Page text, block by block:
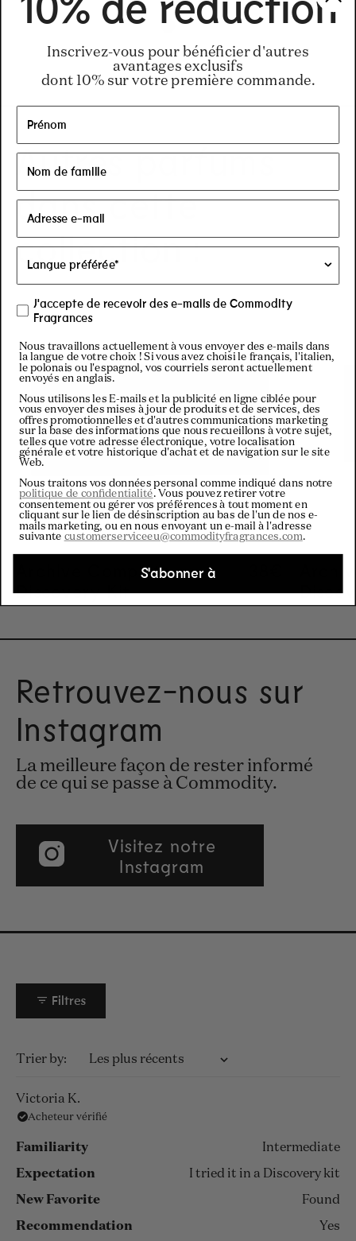
Autres parfums
dans cette
collection :
Archive Complete
Discovery Kit
Retrouvez-nous sur
Instagram
La meilleure façon de rester informé
de ce qui se passe à Commodity.
Visitez notre
Instagram
Filtres
Trier
Victoria K.
Acheteur vérifié
Familiarity Intermediate
Expectation I tried it in a Discovery kit
New Favorite Found
Recommendation Yes
Chargement...
10% de réduction
Inscrivez-vous pour bénéficier d'autres
avantages exclusifs
dont 10% sur votre première commande.
J'accepte de recevoir des e-mails de Commodity
Fragrances
Nous travaillons actuellement à vous envoyer des e-mails dans
la langue de votre choix ! Si vous avez choisi le français, l'italien,
le polonais ou l'espagnol, vos courriels seront actuellement
envoyés en anglais.
Nous utilisons les E-mails et la publicité en ligne ciblée pour
vous envoyer des mises à jour de produits et de services, des
offres promotionnelles et d'autres communications marketing
sur la base des informations que nous recueillons à votre sujet,
telles que votre adresse électronique, votre localisation
générale et votre historique d'achat et de navigation sur le site
Web.
Nous traitons vos données personal comme indiqué dans notre
politique de confidentialité. Vous pouvez retirer votre
consentement ou gérer vos préférences à tout moment en
cliquant sur le lien de désinscription au bas de l'un de nos e-
mails marketing, ou en nous envoyant un e-mail à l'adresse
suivante customerserviceeu@commodityfragrances.com.
S'abonner à